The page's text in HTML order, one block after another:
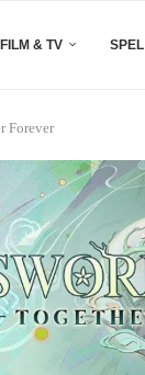
FILM & TV SPEL
Forever